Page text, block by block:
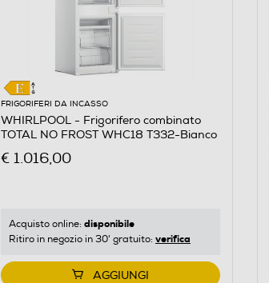
FRIGORIFERI DA INCASSO
WHIRLPOOL - Frigorifero combinato
TOTAL NO FROST WHC18 T332-Bianco
€ 1.016,00
Acquisto online: disponibile
Ritiro in negozio in 30' gratuito: verifica
AGGIUNGI